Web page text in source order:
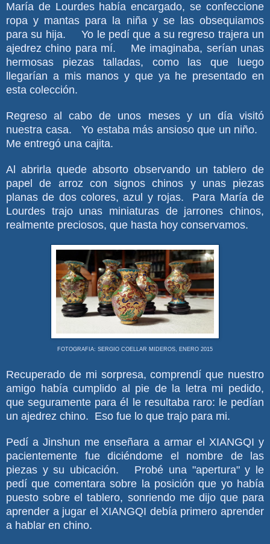
María de Lourdes había encargado, se confeccione
ropa y mantas para la niña y se las obsequiamos
para su hija. Yo le pedí que a su regreso trajera un
ajedrez chino para mí. Me imaginaba, serían unas
hermosas piezas talladas, como las que luego
llegarían a mis manos y que ya he presentado en
esta colección.
Regreso al cabo de unos meses y un día visitó
nuestra casa. Yo estaba más ansioso que un niño.
Me entregó una cajita.
Al abrirla quede absorto observando un tablero de
papel de arroz con signos chinos y unas piezas
planas de dos colores, azul y rojas. Para María de
Lourdes trajo unas miniaturas de jarrones chinos,
realmente preciosos, que hasta hoy conservamos.
FOTOGRAFIA: SERGIO COELLAR MIDEROS, ENERO 2015
Recuperado de mi sorpresa, comprendí que nuestro
amigo había cumplido al pie de la letra mi pedido,
que seguramente para él le resultaba raro: le pedían
un ajedrez chino. Eso fue lo que trajo para mi.
Pedí a Jinshun me enseñara a armar el XIANGQI y
pacientemente fue diciéndome el nombre de las
piezas y su ubicación. Probé una "apertura" y le
pedí que comentara sobre la posición que yo había
puesto sobre el tablero, sonriendo me dijo que para
aprender a jugar el XIANGQI debía primero aprender
a hablar en chino.